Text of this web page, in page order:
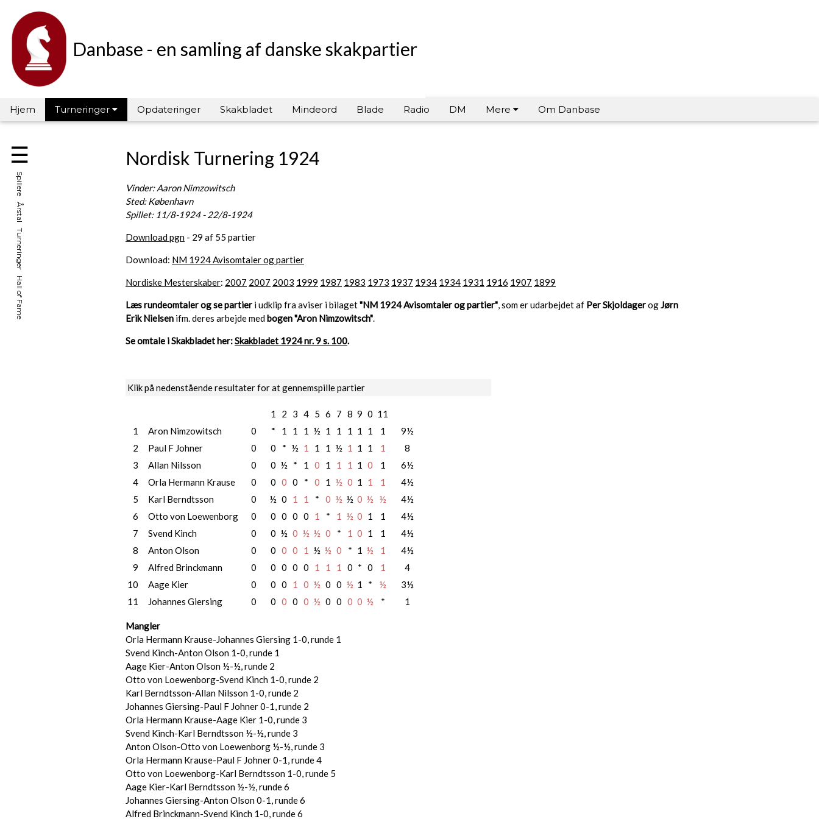
Danbase - en samling af danske skakpartier
Hjem Turneringer Opdateringer Skakbladet Mindeord Blade Radio DM Mere Om Danbase
☰
Spillere Årstal Turneringer Hall of Fame
Nordisk Turnering 1924
Vinder: Aaron Nimzowitsch
Sted: København
Spillet: 11/8-1924 - 22/8-1924
Download pgn - 29 af 55 partier
Download: NM 1924 Avisomtaler og partier
Nordiske Mesterskaber: 2007 2007 2003 1999 1987 1983 1973 1937 1934 1934 1931 1916 1907 1899
Læs rundeomtaler og se partier i udklip fra aviser i bilaget"NM 1924 Avisomtaler og partier", som er udarbejdet af Per SkjoldagerogJørn
Erik Nielsen ifm. deres arbejde medbogen "Aron Nimzowitsch".
Se omtale i Skakbladet her:Skakbladet 1924 nr. 9 s. 100.
Klik på nedenstående resultater for at gennemspille partier
1 2 3 4 5 6 7 8 9 0 11
1
Aron Nimzowitsch 0 * 1 1 1 ½ 1 1 1 1 1 1
9½
2
Paul F Johner 0 0 * ½ 1 1 1 ½ 1 1 1 1
8
3
Allan Nilsson 0 0 ½ * 1 0 1 1 1 1 0 1
6½
4
Orla Hermann Krause 0 0 0 0 * 0 1 ½ 0 1 1 1
4½
5
Karl Berndtsson 0 ½ 0 1 1 * 0 ½ ½ 0 ½ ½
4½
6
Otto von Loewenborg 0 0 0 0 0 1 * 1 ½ 0 1 1
4½
7
Svend Kinch 0 0 ½ 0 ½ ½ 0 * 1 0 1 1
4½
8
Anton Olson 0 0 0 0 1 ½ ½ 0 * 1 ½ 1
4½
9
Alfred Brinckmann 0 0 0 0 0 1 1 1 0 * 0 1
4
10
Aage Kier 0 0 0 1 0 ½ 0 0 ½ 1 * ½
3½
11
Johannes Giersing 0 0 0 0 0 ½ 0 0 0 0 ½ * 1
Mangler
Orla Hermann Krause-Johannes Giersing 1-0, runde 1
Svend Kinch-Anton Olson 1-0, runde 1
Aage Kier-Anton Olson ½-½, runde 2
Otto von Loewenborg-Svend Kinch 1-0, runde 2
Karl Berndtsson-Allan Nilsson 1-0, runde 2
Johannes Giersing-Paul F Johner 0-1, runde 2
Orla Hermann Krause-Aage Kier 1-0, runde 3
Svend Kinch-Karl Berndtsson ½-½, runde 3
Anton Olson-Otto von Loewenborg ½-½, runde 3
Orla Hermann Krause-Paul F Johner 0-1, runde 4
Otto von Loewenborg-Karl Berndtsson 1-0, runde 5
Aage Kier-Karl Berndtsson ½-½, runde 6
Johannes Giersing-Anton Olson 0-1, runde 6
Alfred Brinckmann-Svend Kinch 1-0, runde 6